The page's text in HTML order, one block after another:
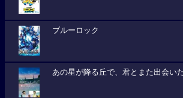
ブルーロック
あの星が降る丘で、君とまた出会いた